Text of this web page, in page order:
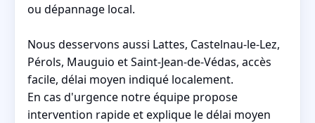
ou dépannage local.
Nous desservons aussi Lattes, Castelnau-le-Lez,
Pérols, Mauguio et Saint-Jean-de-Védas, accès
facile, délai moyen indiqué localement.
En cas d'urgence notre équipe propose
intervention rapide et explique le délai moyen